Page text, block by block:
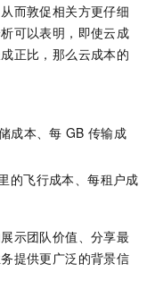
而敦促相关方更仔细
可以表明，即使云成
正比，那么云成本的
成本、每 GB 传输成
的飞行成本、每租户成
示团队价值、分享最
提供更广泛的背景信